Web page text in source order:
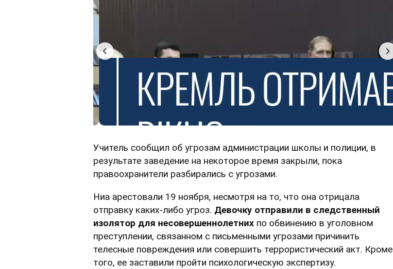
Учитель сообщил об угрозам администрации школы и полиции, в
результате заведение на некоторое время закрыли, пока
правоохранители разбирались с угрозами.
Ниа арестовали 19 ноября, несмотря на то, что она отрицала
отправку каких-либо угроз. Девочку отправили в следственный
изолятор для несовершеннолетних по обвинению в уголовном
преступлении, связанном с письменными угрозами причинить
телесные повреждения или совершить террористический акт. Кроме
того, ее заставили пройти психологическую экспертизу.